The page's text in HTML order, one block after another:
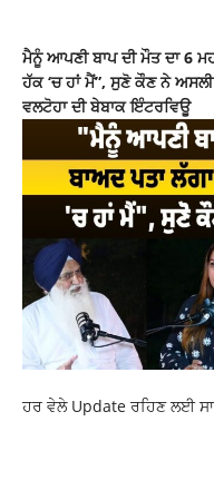
ਮੈਨੂੰ ਆਪਣੀ ਬਾਪ ਦੀ ਮੌਤ ਦਾ 6
ਹੱਕ ‘ਚ ਹਾਂ ਮੈਂ”, ਸੁਣੋ ਕੌਣ ਨੇ ਅਸਲੀ
ਵਲਟੋਹਾ ਦੀ ਬੇਬਾਕ ਇੰਟਰਵਿਊ
ਹਰ ਵੇਲੇ Update ਰਹਿਣ ਲਈ